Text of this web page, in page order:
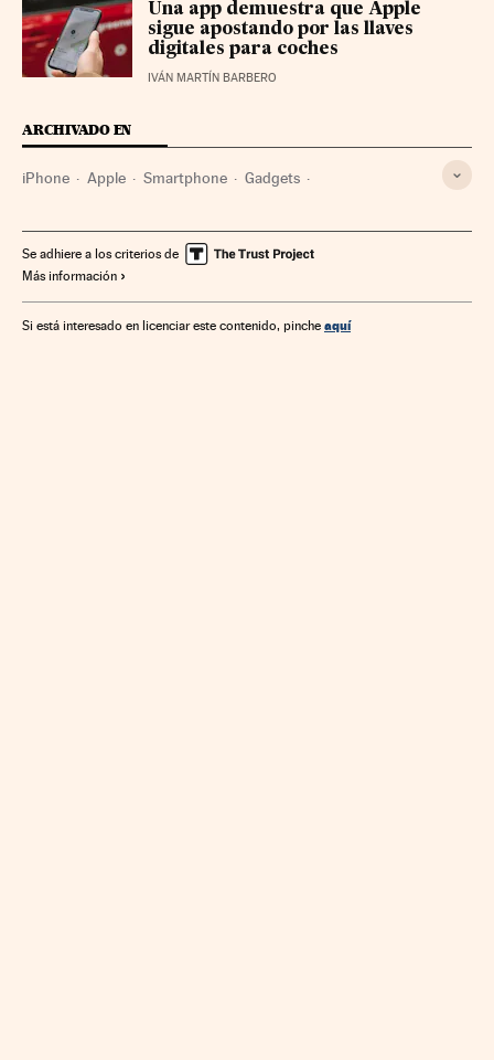
Una app demuestra que Apple
sigue apostando por las llaves
digitales para coches
IVÁN MARTÍN BARBERO
ARCHIVADO EN
iPhone Apple Smartphone Gadgets
Telefonía móvil Empresas Tecnologías movilidad
Comunicaciones Ciencia
Se adhiere a los criterios de
Más información
Si está interesado en licenciar este contenido, pinche aquí